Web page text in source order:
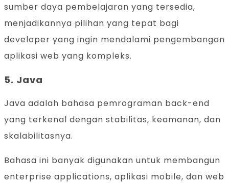
sumber daya pembelajaran yang tersedia,
menjadikannya pilihan yang tepat bagi
developer yang ingin mendalami pengembangan
aplikasi web yang kompleks.
5. Java
Java adalah bahasa pemrograman back-end
yang terkenal dengan stabilitas, keamanan, dan
skalabilitasnya.
Bahasa ini banyak digunakan untuk membangun
enterprise applications, aplikasi mobile, dan web